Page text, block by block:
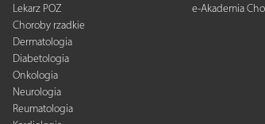
Lekarz POZ
Choroby rzadkie
Dermatologia
Diabetologia
Onkologia
Neurologia
Reumatologia
e-Akademia